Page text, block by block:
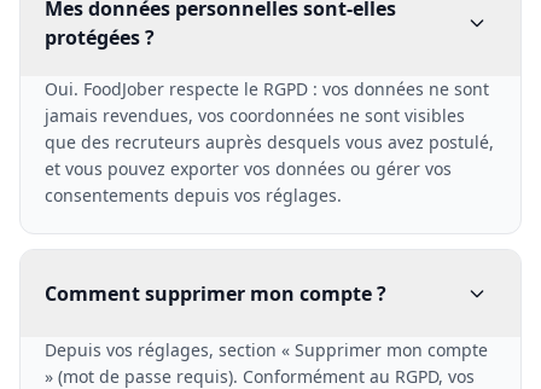
Mes données personnelles sont-elles
protégées ?
Oui. FoodJober respecte le RGPD : vos données ne sont
jamais revendues, vos coordonnées ne sont visibles
que des recruteurs auprès desquels vous avez postulé,
et vous pouvez exporter vos données ou gérer vos
consentements depuis vos réglages.
Comment supprimer mon compte ?
Depuis vos réglages, section « Supprimer mon compte
» (mot de passe requis). Conformément au RGPD, vos